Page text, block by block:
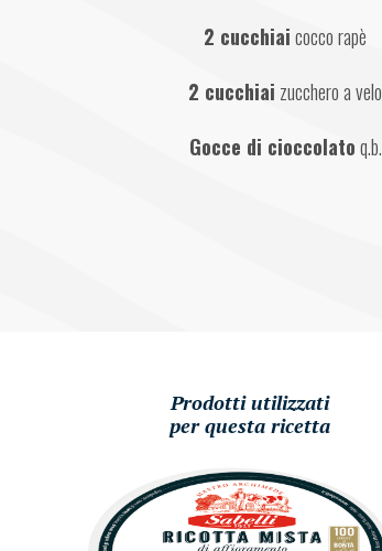
2 cucchiaicocco rapè
2 cucchiai zucchero a velo
Gocce di cioccolatoq.b.
Prodotti utilizzati
per questa ricetta